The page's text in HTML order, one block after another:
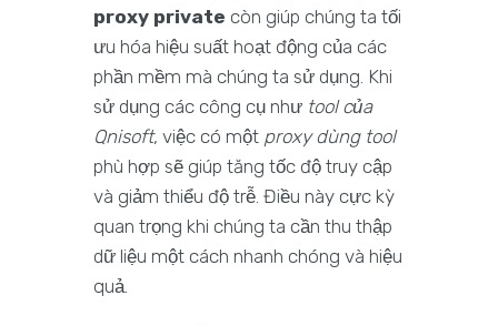
proxy private còn giúp chúng ta tối
ưu hóa hiệu suất hoạt động của các
phần mềm mà chúng ta sử dụng. Khi
sử dụng các công cụ như tool của
Qnisoft, việc có một proxy dùng tool
phù hợp sẽ giúp tăng tốc độ truy cập
và giảm thiểu độ trễ. Điều này cực kỳ
quan trọng khi chúng ta cần thu thập
dữ liệu một cách nhanh chóng và hiệu
quả.